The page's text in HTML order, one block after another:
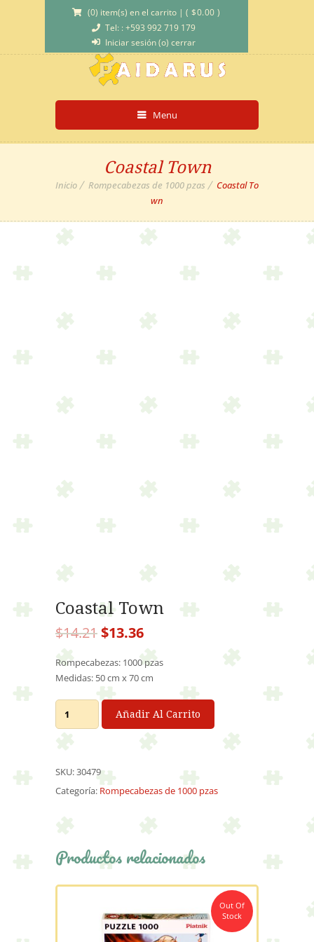
(0) item(s) en el carrito |($0.00 )
Tel: : +593 992 719 179
Iniciar sesión (o) cerrar
Menu
Coastal Town
Inicio Rompecabezas de 1000 pzas
Coastal To
wn
Coastal Town
$14.21El
original
era:
$14.21.
$13.36El
precio
actual
es:
$13.36.
Rompecabezas: 1000 pzas
Medidas: 50 cm x 70 cm
Coastal
Town
cantidad
Añadir Al Carrito
SKU:30479
Categoría: Rompecabezas de 1000 pzas
Productos relacionados
Out Of
Stock